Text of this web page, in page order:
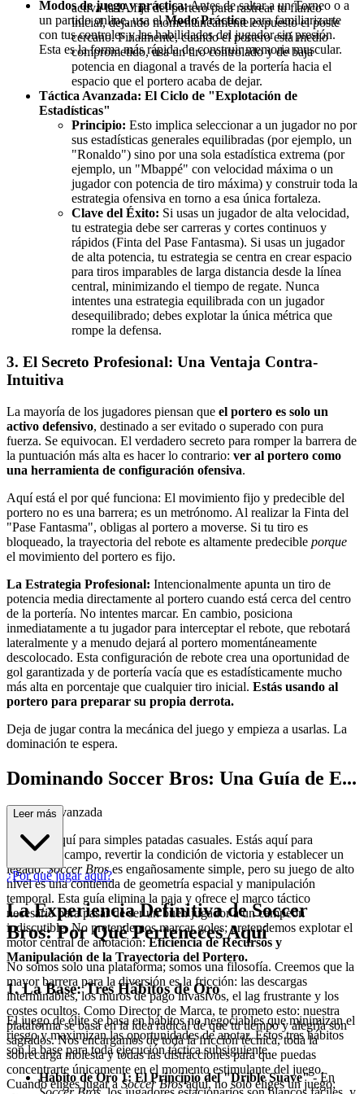
Modos de juego y práctica:Antes de saltar a un Torneo o a
un partido online, usa elModo Prácticapara familiarizarte
con tus controles y las habilidades del jugador sin presión.
Esta es la forma más rápida de construir memoria muscular.
activa la IA fija del portero para rastrear tu flanco
inicial, dejando momentáneamente expuesto el poste
cercano. Finalmente, cuando el portero está medio
comprometido, usa un tiro controlado y de baja
potencia en diagonal a través de la portería hacia el
espacio que el portero acaba de dejar.
Táctica Avanzada: El Ciclo de "Explotación de
Estadísticas"
Principio: Esto implica seleccionar a un jugador no por
sus estadísticas generales equilibradas (por ejemplo, un
"Ronaldo") sino por una sola estadística extrema (por
ejemplo, un "Mbappé" con velocidad máxima o un
jugador con potencia de tiro máxima) y construir toda la
estrategia ofensiva en torno a esa única fortaleza.
Clave del Éxito: Si usas un jugador de alta velocidad,
tu estrategia debe ser carreras y cortes continuos y
rápidos (Finta del Pase Fantasma). Si usas un jugador
de alta potencia, tu estrategia se centra en crear espacio
para tiros imparables de larga distancia desde la línea
central, minimizando el tiempo de regate. Nunca
intentes una estrategia equilibrada con un jugador
desequilibrado; debes explotar la única métrica que
rompe la defensa.
3. El Secreto Profesional: Una Ventaja Contra-
Intuitiva
La mayoría de los jugadores piensan que el portero es solo un
activo defensivo, destinado a ser evitado o superado con pura
fuerza. Se equivocan. El verdadero secreto para romper la barrera de
la puntuación más alta es hacer lo contrario: ver al portero como
una herramienta de configuración ofensiva.
Aquí está el por qué funciona: El movimiento fijo y predecible del
portero no es una barrera; es un metrónomo. Al realizar la Finta del
"Pase Fantasma", obligas al portero a moverse. Si tu tiro es
bloqueado, la trayectoria del rebote es altamente predecible porque
el movimiento del portero es fijo.
La Estrategia Profesional: Intencionalmente apunta un tiro de
potencia media directamente al portero cuando está cerca del centro
de la portería. No intentes marcar. En cambio, posiciona
inmediatamente a tu jugador para interceptar el rebote, que rebotará
lateralmente y a menudo dejará al portero momentáneamente
descolocado. Esta configuración de rebote crea una oportunidad de
gol garantizada y de portería vacía que es estadísticamente mucho
más alta en porcentaje que cualquier tiro inicial. Estás usando al
portero para preparar su propia derrota.
Deja de jugar contra la mecánica del juego y empieza a usarlas. La
dominación te espera.
Dominando Soccer Bros: Una Guía de E...
strategia Avanzada
No estás aquí para simples patadas casuales. Estás aquí para
dominar el campo, revertir la condición de victoria y establecer un
legado.Soccer Broses engañosamente simple, pero su juego de alto
nivel es una contienda de geometría espacial y manipulación
temporal. Esta guía elimina la paja y ofrece el marco táctico
necesario para pasar de ser un buen jugador a un campeón
indiscutible. No pretendemos marcar goles; pretendemos explotar el
motor central de anotación:Eficiencia de Recursos y
Manipulación de la Trayectoria del Portero.
1. La Base: Tres Hábitos de Oro
El juego de élite se basa en hábitos no negociables que minimizan el
riesgo y maximizan las oportunidades de anotar. Estos tres hábitos
son la base para toda ejecución táctica subsiguiente.
Hábito de Oro 1: El Principio del "Drible Suave"- En
Leer más
¿Por qué jugar aquí?
La Experiencia Definitiva de Soccer
Bros: Por Qué Perteneces Aquí
No somos solo una plataforma; somos una filosofía. Creemos que la
mayor barrera para la diversión es la fricción: las descargas
interminables, los muros de pago invasivos, el lag frustrante y los
costes ocultos. Como Director de Marca, te prometo esto: nuestra
plataforma se basa en la idea radical de que tu tiempo y alegría son
sagrados. Nos encargamos de toda la fricción técnica, toda la
sobrecarga molesta y todas las distracciones para que puedas
concentrarte únicamente en el momento estimulante del juego.
Cuando eliges jugar a Soccer Brosaquí, no solo eliges un juego;